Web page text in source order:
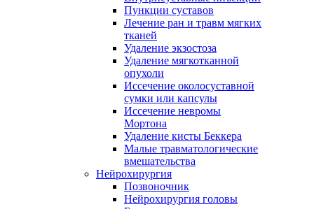
Пункции суставов
Лечение ран и травм мягких
тканей
Удаление экзостоза
Удаление мягкотканной
опухоли
Иссечение околосуставной
сумки или капсулы
Иссечение невромы
Мортона
Удаление кисты Беккера
Малые травматологические
вмешательства
Нейрохирургия
Позвоночник
Нейрохирургия головы